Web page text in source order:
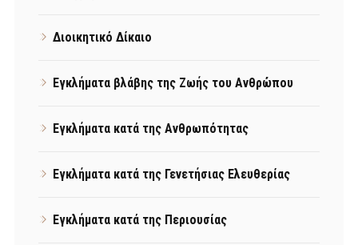
Διοικητικό Δίκαιο
Εγκλήματα βλάβης της Ζωής του Ανθρώπου
Εγκλήματα κατά της Ανθρωπότητας
Εγκλήματα κατά της Γενετήσιας Ελευθερίας
Εγκλήματα κατά της Περιουσίας